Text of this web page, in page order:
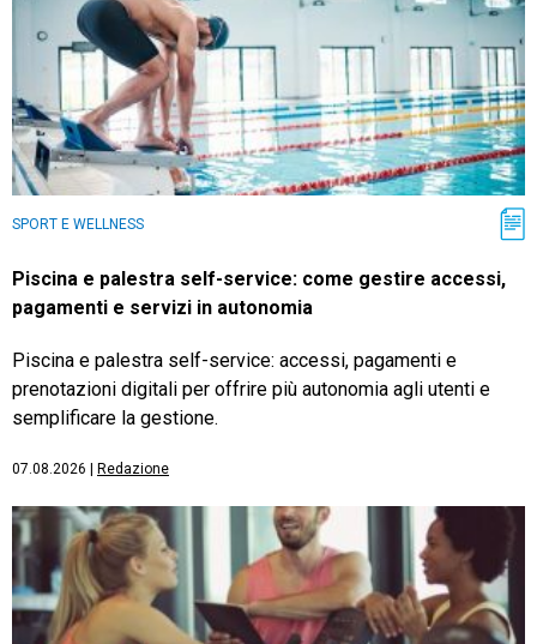
SPORT E WELLNESS
Piscina e palestra self-service: come gestire accessi,
pagamenti e servizi in autonomia
Piscina e palestra self-service: accessi, pagamenti e
prenotazioni digitali per offrire più autonomia agli utenti e
semplificare la gestione.
07.08.2026 Redazione